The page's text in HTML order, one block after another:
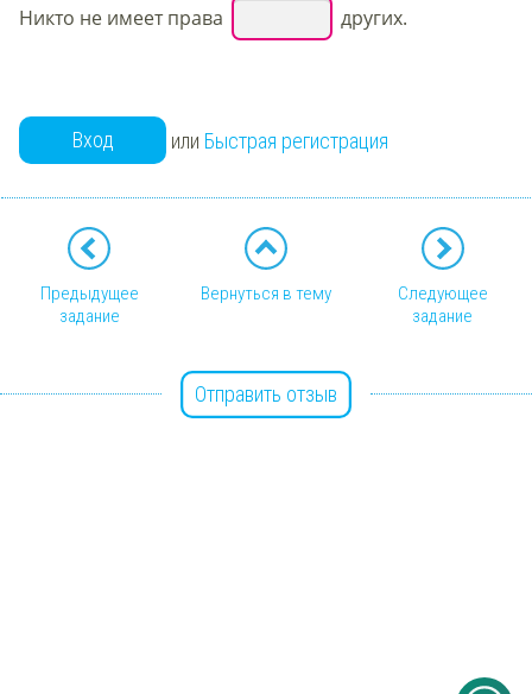
Никто не имеет права других.
Вход или Быстрая регистрация
Предыдущее
задание
Вернуться в тему
Следующее
задание
Отправить отзыв